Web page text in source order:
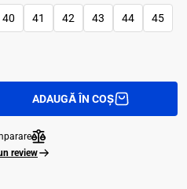
40 41 42 43 44 45
ADAUGĂ ÎN COȘ
review